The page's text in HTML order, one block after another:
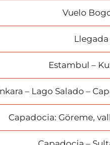
Vuelo
Estambul –
– Lago Salado –
Capadocia: Göreme,